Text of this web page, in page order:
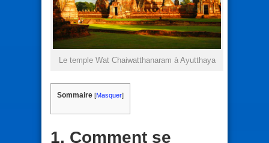
Le temple Wat Chaiwatthanaram à Ayutthaya
Sommaire [Masquer]
1. Comment se